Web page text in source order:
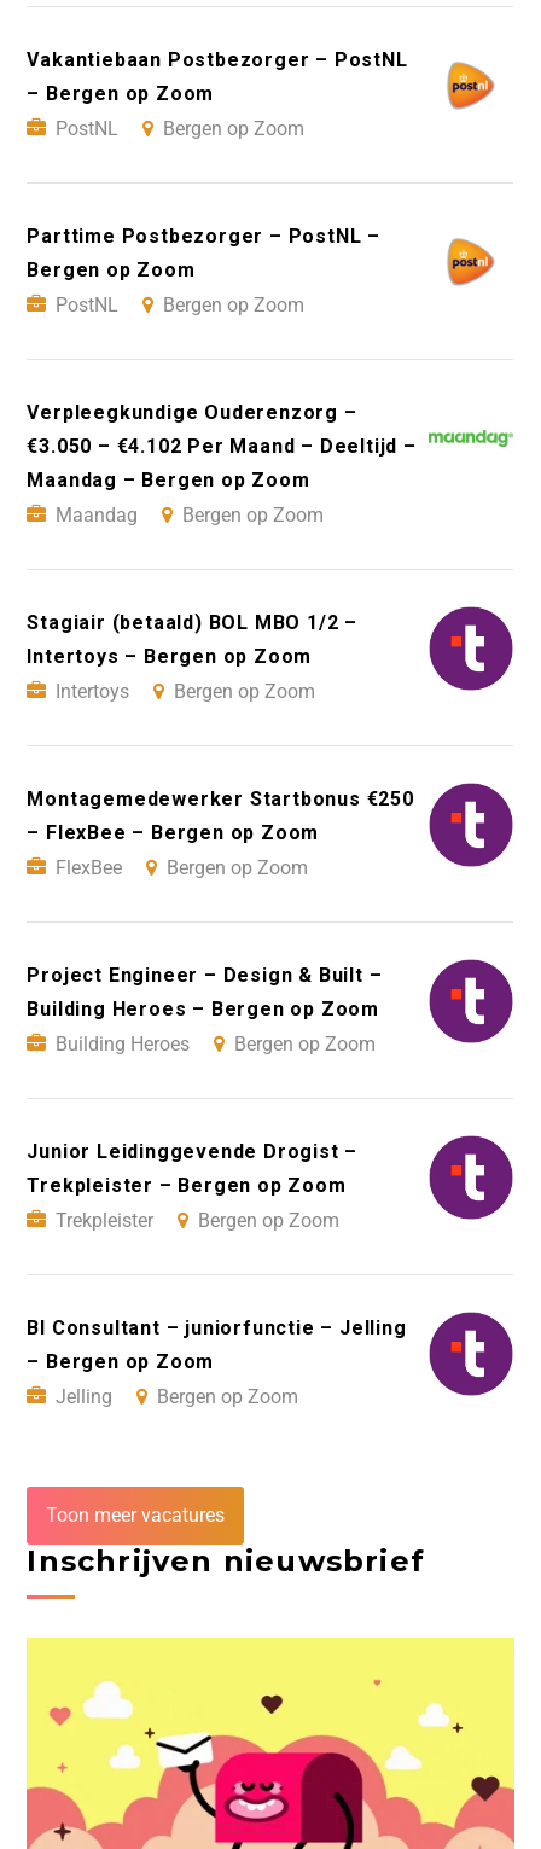
Vakantiebaan Postbezorger – PostNL
– Bergen op Zoom
PostNL
Bergen op Zoom
Parttime Postbezorger – PostNL –
Bergen op Zoom
PostNL
Bergen op Zoom
Verpleegkundige Ouderenzorg –
€3.050 – €4.102 Per Maand – Deeltijd –
Maandag – Bergen op Zoom
Maandag
Bergen op Zoom
Stagiair (betaald) BOL MBO 1/2 –
Intertoys – Bergen op Zoom
Intertoys
Bergen op Zoom
Montagemedewerker Startbonus €250
– FlexBee – Bergen op Zoom
FlexBee
Bergen op Zoom
Project Engineer – Design & Built –
Building Heroes – Bergen op Zoom
Building Heroes
Bergen op Zoom
Junior Leidinggevende Drogist –
Trekpleister – Bergen op Zoom
Trekpleister
Bergen op Zoom
BI Consultant – juniorfunctie – Jelling
– Bergen op Zoom
Jelling
Bergen op Zoom
Toon meer vacatures
Inschrijven nieuwsbrief